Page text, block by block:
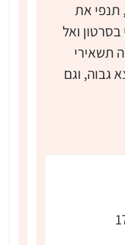
, תנפי את
ואל
תשאירי
גבוה, וגם